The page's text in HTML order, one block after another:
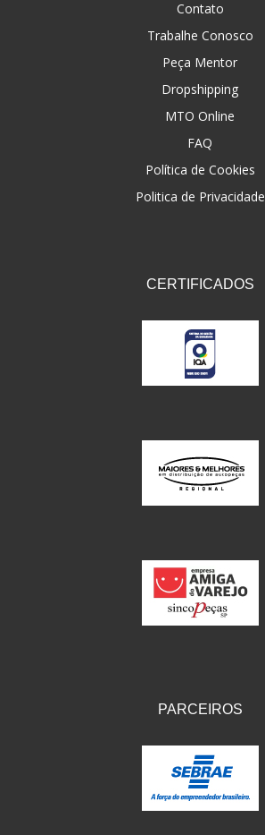
Contato
Trabalhe Conosco
Peça Mentor
Dropshipping
MTO Online
FAQ
Política de Cookies
Politica de Privacidade
CERTIFICADOS
PARCEIROS